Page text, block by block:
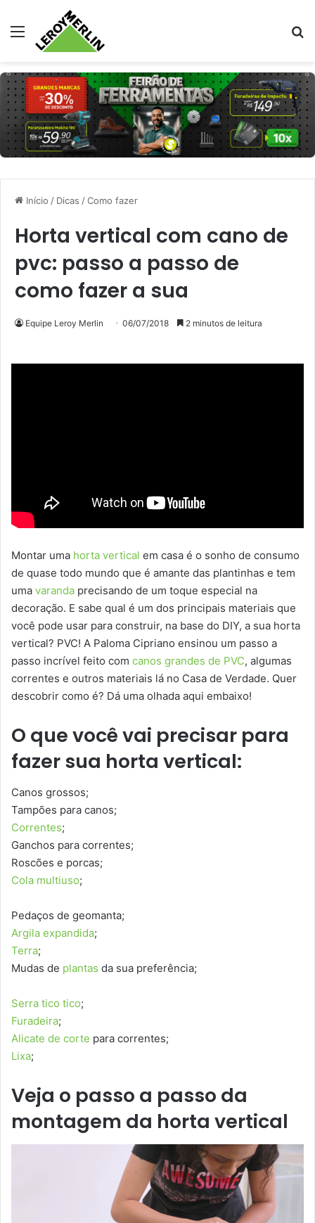
Menu
Início / Dicas /Como fazer
Horta vertical com cano de
pvc: passo a passo de
como fazer a sua
Equipe Leroy Merlin 06/07/2018 2 minutos de leitura
Montar uma horta vertical em casa é o sonho de consumo
de quase todo mundo que é amante das plantinhas e tem
uma varanda precisando de um toque especial na
decoração. E sabe qual é um dos principais materiais que
você pode usar para construir, na base do DIY, a sua horta
vertical? PVC! A Paloma Cipriano ensinou um passo a
passo incrível feito com canos grandes de PVC, algumas
correntes e outros materiais lá no Casa de Verdade. Quer
descobrir como é? Dá uma olhada aqui embaixo!
O que você vai precisar para
fazer sua horta vertical:
Canos grossos;
Tampões para canos;
Correntes;
Ganchos para correntes;
Roscões e porcas;
Cola multiuso;
Pedaços de geomanta;
Argila expandida;
Terra;
Mudas de plantas da sua preferência;
Serra tico tico;
Furadeira;
Alicate de corte para correntes;
Lixa;
Veja o passo a passo da
montagem da horta vertical